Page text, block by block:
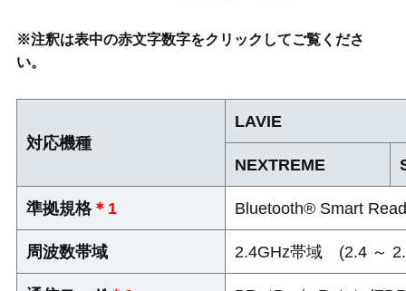
※注釈は表中の赤文字数字をクリックしてご覧くださ
い。
対応機種
LAVIE
NEXTREME
準拠規格＊1 Bluetooth® Smart
周波数帯域 2.4GHz帯域 (2.4 ～